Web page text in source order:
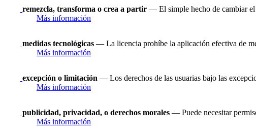
remezcla, transforma o crea a partir — El simple hecho de cambiar el
Más información
medidas tecnológicas — La licencia prohíbe la aplicación efectiva de
Más información
excepción o limitación — Los derechos de las usuarias bajo las
Más información
publicidad, privacidad, o derechos morales — Puede necesitar
Más información